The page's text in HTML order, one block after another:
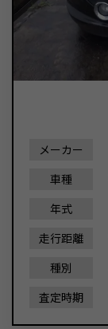
メーカー
車種
年式
走行距離
種別
査定時期